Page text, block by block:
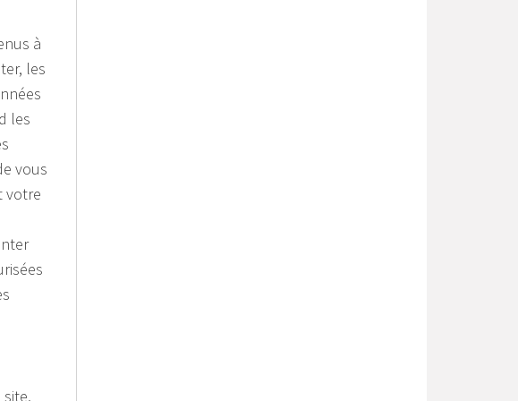
à
les
les
vous
votre